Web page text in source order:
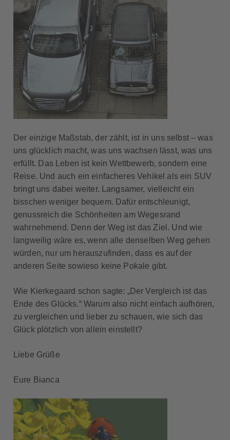
Der einzige Maßstab, der zählt, ist in uns selbst – was
uns glücklich macht, was uns wachsen lässt, was uns
erfüllt. Das Leben ist kein Wettbewerb, sondern eine
Reise. Und auch ein einfacheres Vehikel als ein SUV
bringt uns dabei weiter. Langsamer, vielleicht ein
bisschen weniger bequem. Dafür entschleunigt,
genussreich die Schönheiten am Wegesrand
wahrnehmend. Denn der Weg ist das Ziel. Und wie
langweilig wäre es, wenn alle denselben Weg gehen
würden, nur um herauszufinden, dass es auf der
anderen Seite sowieso keine Pokale gibt.
Wie Kierkegaard schon sagte: „Der Vergleich ist das
Ende des Glücks.“ Warum also nicht einfach aufhören,
zu vergleichen und lieber zu schauen, wie sich das
Glück plötzlich von allein einstellt?
Liebe Grüße
Eure Bianca